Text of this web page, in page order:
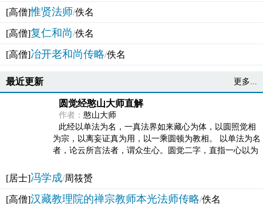
[高僧]惟贤法师/佚名
[高僧]复仁和尚/佚名
[高僧]冶开老和尚传略/佚名
最近更新 更多...
圆觉经憨山大师直解
作者： 憨山大师
此经以单法为名，一真法界如来藏心为体，以圆照觉相
为宗，以离妄证真为用，以一乘圆顿为教相。 以单法为名
者，论云所言法者，谓众生心。圆觉二字，直指一心以为
[居士]冯学成/周筱赟
[高僧]汉藏教理院的禅宗教师本光法师传略/佚名